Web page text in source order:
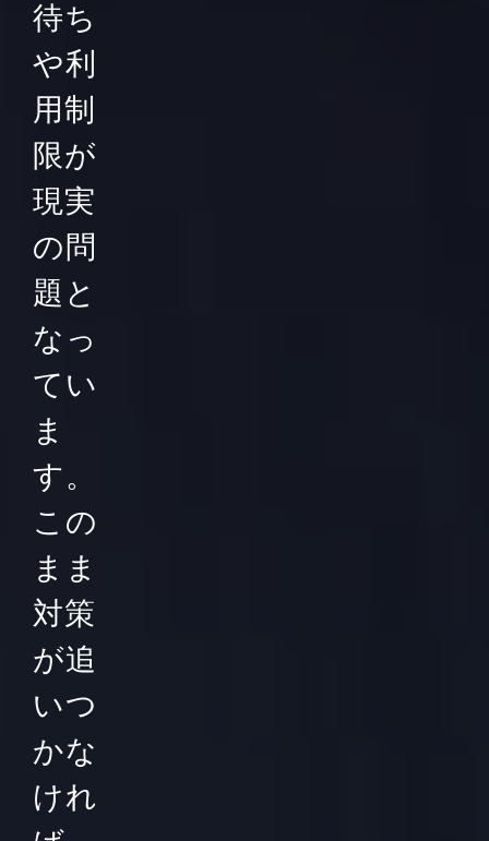
待ち
や利
用制
限が
現実
の問
題と
なっ
てい
ま
す。
この
まま
対策
が追
いつ
かな
けれ